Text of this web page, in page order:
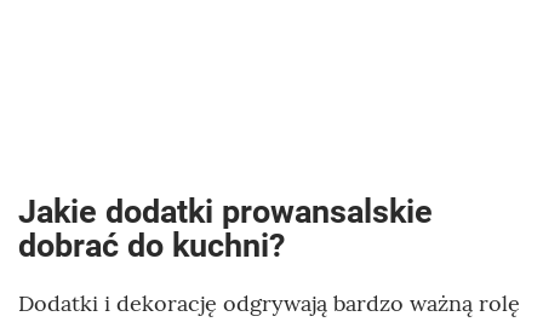
Jakie dodatki prowansalskie
dobrać do kuchni?
Dodatki i dekorację odgrywają bardzo ważną rolę